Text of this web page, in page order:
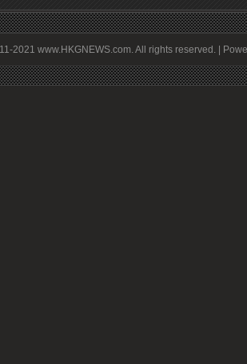
2021 www.HKGNEWS.com. All rights reserved. |